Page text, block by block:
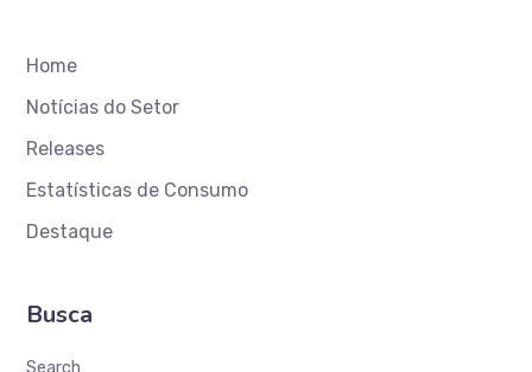
Home
Notícias do Setor
Releases
Estatísticas de Consumo
Destaque
Busca